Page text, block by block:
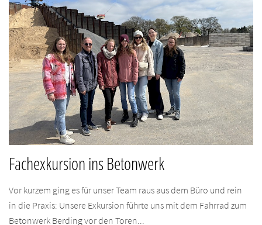
Fachexkursion ins Betonwerk
Vor kurzem ging es für unser Team raus aus dem Büro und rein
in die Praxis: Unsere Exkursion führte uns mit dem Fahrrad zum
Betonwerk Berding vor den Toren...